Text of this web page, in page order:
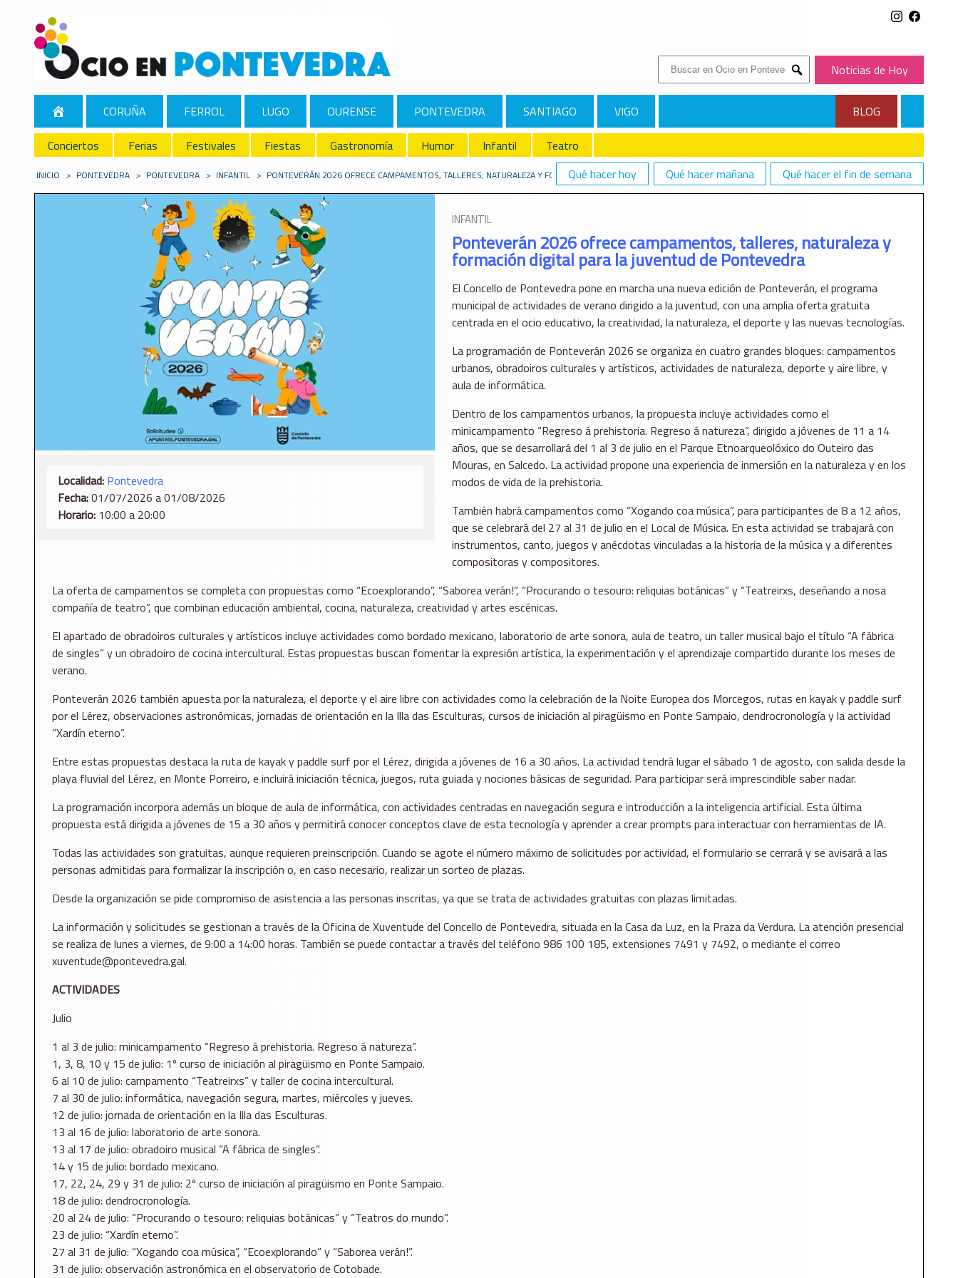
Buscar:
Submit
Noticias de Hoy
CORUÑA FERROL LUGO OURENSE PONTEVEDRA SANTIAGO VIGO
BLOG
Conciertos
Ferias Festivales Fiestas Gastronomía Humor Infantil
Teatro
Qué hacer hoy
Qué hacer mañana Qué hacer el fin de semana
INICIO > PONTEVEDRA > PONTEVEDRA > INFANTIL > PONTEVERÁN 2026 OFRECE CAMPAMENTOS, TALLERES, NATURALEZA Y FORMACIÓN DIGITAL PARA LA JUVENTUD DE PONTEVEDRA
Localidad: Pontevedra
Fecha:01/07/2026 a 01/08/2026
Horario: 10:00 a 20:00
INFANTIL
Ponteverán 2026 ofrece campamentos, talleres, naturaleza y
formación digital para la juventud de Pontevedra
El Concello de Pontevedra pone en marcha una nueva edición de Ponteverán, el programa
municipal de actividades de verano dirigido a la juventud, con una amplia oferta gratuita
centrada en el ocio educativo, la creatividad, la naturaleza, el deporte y las nuevas tecnologías.
La programación de Ponteverán 2026 se organiza en cuatro grandes bloques: campamentos
urbanos, obradoiros culturales y artísticos, actividades de naturaleza, deporte y aire libre, y
aula de informática.
Dentro de los campamentos urbanos, la propuesta incluye actividades como el
minicampamento “Regreso á prehistoria. Regreso á natureza”, dirigido a jóvenes de 11 a 14
años, que se desarrollará del 1 al 3 de julio en el Parque Etnoarqueolóxico do Outeiro das
Mouras, en Salcedo. La actividad propone una experiencia de inmersión en la naturaleza y en los
modos de vida de la prehistoria.
También habrá campamentos como “Xogando coa música”, para participantes de 8 a 12 años,
que se celebrará del 27 al 31 de julio en el Local de Música. En esta actividad se trabajará con
instrumentos, canto, juegos y anécdotas vinculadas a la historia de la música y a diferentes
compositoras y compositores.
La oferta de campamentos se completa con propuestas como “Ecoexplorando”, “Saborea verán!”, “Procurando o tesouro: reliquias botánicas” y “Teatreirxs, deseñando a nosa
compañía de teatro”, que combinan educación ambiental, cocina, naturaleza, creatividad y artes escénicas.
El apartado de obradoiros culturales y artísticos incluye actividades como bordado mexicano, laboratorio de arte sonora, aula de teatro, un taller musical bajo el título “A fábrica
de singles” y un obradoiro de cocina intercultural. Estas propuestas buscan fomentar la expresión artística, la experimentación y el aprendizaje compartido durante los meses de
verano.
Ponteverán 2026 también apuesta por la naturaleza, el deporte y el aire libre con actividades como la celebración de la Noite Europea dos Morcegos, rutas en kayak y paddle surf
por el Lérez, observaciones astronómicas, jornadas de orientación en la Illa das Esculturas, cursos de iniciación al piragüismo en Ponte Sampaio, dendrocronología y la actividad
“Xardín eterno”.
Entre estas propuestas destaca la ruta de kayak y paddle surf por el Lérez, dirigida a jóvenes de 16 a 30 años. La actividad tendrá lugar el sábado 1 de agosto, con salida desde la
playa fluvial del Lérez, en Monte Porreiro, e incluirá iniciación técnica, juegos, ruta guiada y nociones básicas de seguridad. Para participar será imprescindible saber nadar.
La programación incorpora además un bloque de aula de informática, con actividades centradas en navegación segura e introducción a la inteligencia artificial. Esta última
propuesta está dirigida a jóvenes de 15 a 30 años y permitirá conocer conceptos clave de esta tecnología y aprender a crear prompts para interactuar con herramientas de IA.
Todas las actividades son gratuitas, aunque requieren preinscripción. Cuando se agote el número máximo de solicitudes por actividad, el formulario se cerrará y se avisará a las
personas admitidas para formalizar la inscripción o, en caso necesario, realizar un sorteo de plazas.
Desde la organización se pide compromiso de asistencia a las personas inscritas, ya que se trata de actividades gratuitas con plazas limitadas.
La información y solicitudes se gestionan a través de la Oficina de Xuventude del Concello de Pontevedra, situada en la Casa da Luz, en la Praza da Verdura. La atención presencial
se realiza de lunes a viernes, de 9:00 a 14:00 horas. También se puede contactar a través del teléfono 986 100 185, extensiones 7491 y 7492, o mediante el correo
xuventude@pontevedra.gal.
ACTIVIDADES
Julio
1 al 3 de julio: minicampamento “Regreso á prehistoria. Regreso á natureza”.
1, 3, 8, 10 y 15 de julio: 1º curso de iniciación al piragüismo en Ponte Sampaio.
6 al 10 de julio: campamento “Teatreirxs” y taller de cocina intercultural.
7 al 30 de julio: informática, navegación segura, martes, miércoles y jueves.
12 de julio: jornada de orientación en la Illa das Esculturas.
13 al 16 de julio: laboratorio de arte sonora.
13 al 17 de julio: obradoiro musical “A fábrica de singles”.
14 y 15 de julio: bordado mexicano.
17, 22, 24, 29 y 31 de julio: 2º curso de iniciación al piragüismo en Ponte Sampaio.
18 de julio: dendrocronología.
20 al 24 de julio: “Procurando o tesouro: reliquias botánicas” y “Teatros do mundo”.
23 de julio: “Xardín eterno”.
27 al 31 de julio: “Xogando coa música”, “Ecoexplorando” y “Saborea verán!”.
31 de julio: observación astronómica en el observatorio de Cotobade.